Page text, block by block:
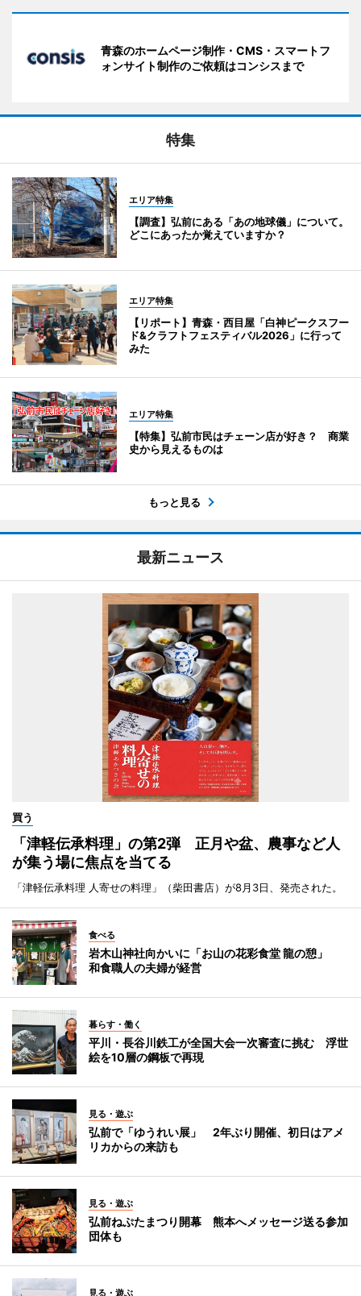
青森のホームページ制作・CMS・スマートフ
ォンサイト制作のご依頼はコンシスまで
特集
エリア特集
【調査】弘前にある「あの地球儀」について。
どこにあったか覚えていますか？
エリア特集
【リポート】青森・西目屋「白神ピークスフー
ド&クラフトフェスティバル2026」に行って
みた
エリア特集
【特集】弘前市民はチェーン店が好き？ 商業
史から見えるものは
もっと見る
最新ニュース
買う
「津軽伝承料理」の第2弾 正月や盆、農事など人
が集う場に焦点を当てる
「津軽伝承料理 人寄せの料理」（柴田書店）が8月3日、発売された。
食べる
岩木山神社向かいに「お山の花彩食堂 龍の憩」
和食職人の夫婦が経営
暮らす・働く
平川・長谷川鉄工が全国大会一次審査に挑む 浮世
絵を10層の鋼板で再現
見る・遊ぶ
弘前で「ゆうれい展」 2年ぶり開催、初日はアメ
リカからの来訪も
見る・遊ぶ
弘前ねぷたまつり開幕 熊本へメッセージ送る参加
団体も
見る・遊ぶ